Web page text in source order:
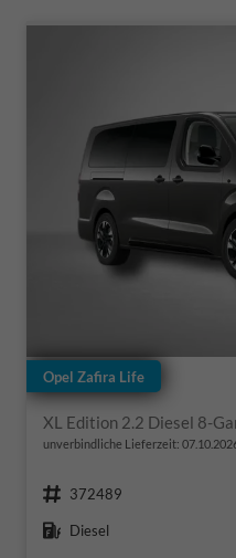
Opel Zafira Life
XL Edition 2.2 Diesel 8-
unverbindliche Lieferzeit:
Fahrzeugnr. 372489
Kraftstoff Diesel